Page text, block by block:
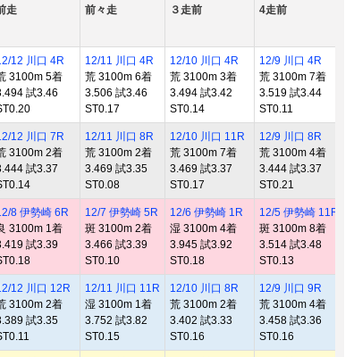
走 前々走 ３走前 4走前
12 川口 4R
3100m 5着
試3.46
12/11 川口 4R
荒 3100m 6着
3.506 試3.46
ST0.17
12/10 川口 4R
荒 3100m 3着
3.494 試3.42
ST0.14
12/9 川口 4R
荒 3100m 7着
3.519 試3.44
ST0.11
12 川口 7R
3100m 2着
試3.37
12/11 川口 8R
荒 3100m 2着
3.469 試3.35
ST0.08
12/10 川口 11R
荒 3100m 7着
3.469 試3.37
ST0.17
12/9 川口 8R
荒 3100m 4着
3.444 試3.37
ST0.21
8 伊勢崎 6R
3100m 1着
試3.39
12/7 伊勢崎 5R
斑 3100m 2着
3.466 試3.39
ST0.10
12/6 伊勢崎 1R
湿 3100m 4着
3.945 試3.92
ST0.18
12/5 伊勢崎 11R
斑 3100m 8着
3.514 試3.48
ST0.13
12 川口 12R
3100m 2着
試3.35
12/11 川口 11R
湿 3100m 1着
3.752 試3.82
ST0.15
12/10 川口 8R
荒 3100m 2着
3.402 試3.33
ST0.16
12/9 川口 9R
荒 3100m 4着
3.458 試3.36
ST0.16